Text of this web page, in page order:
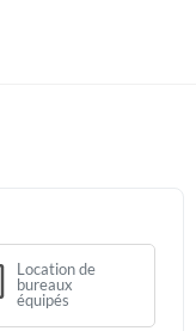
Location de
bureaux
équipés